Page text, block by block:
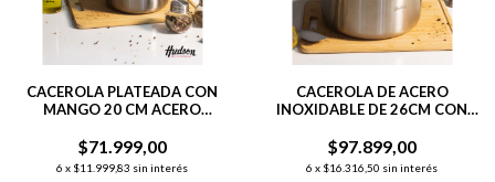
CACEROLA PLATEADA CON
MANGO 20 CM ACERO
ANTIADHERENTE
$71.999,00
6 x $11.999,83 sin interés
CACEROLA DE ACERO
INOXIDABLE DE 26CM CON
$97.899,00
6 x $16.316,50 sin interés